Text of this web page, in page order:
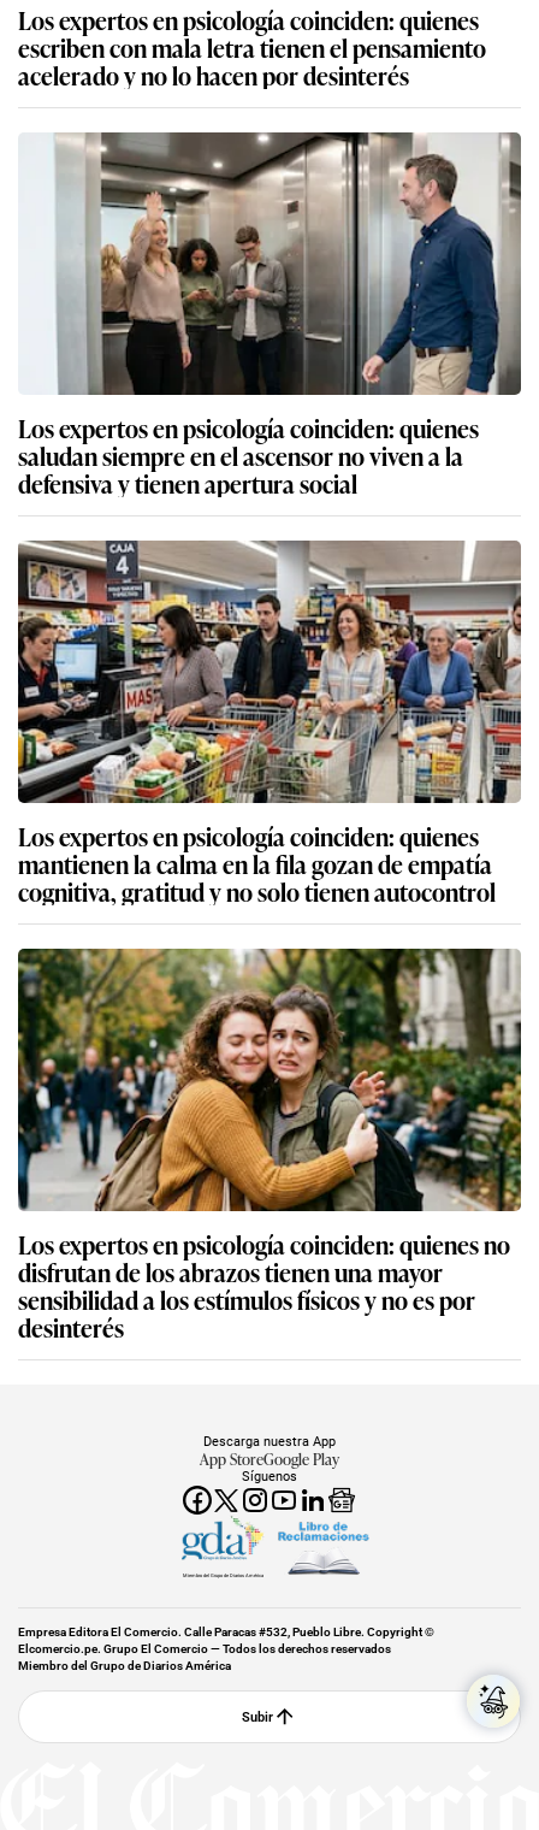
Los expertos en psicología coinciden: quienes
escriben con mala letra tienen el pensamiento
acelerado y no lo hacen por desinterés
Los expertos en psicología coinciden: quienes
saludan siempre en el ascensor no viven a la
defensiva y tienen apertura social
Los expertos en psicología coinciden: quienes
mantienen la calma en la fila gozan de empatía
cognitiva, gratitud y no solo tienen autocontrol
Los expertos en psicología coinciden: quienes no
disfrutan de los abrazos tienen una mayor
sensibilidad a los estímulos físicos y no es por
desinterés
Síguenos
Descarga nuestra App
App StoreGoogle Play
Miembro del Grupo de Diarios América
Empresa Editora El Comercio. Calle Paracas #532, Pueblo Libre. Copyright ©
Elcomercio.pe. Grupo El Comercio — Todos los derechos reservados
Miembro del Grupo de Diarios América
Subir